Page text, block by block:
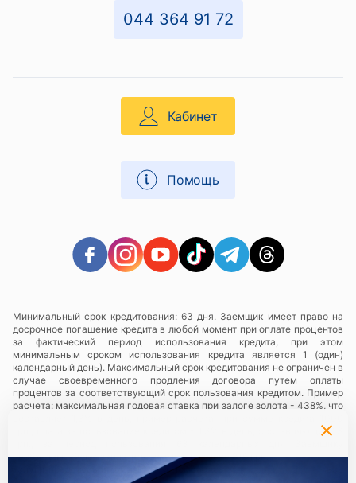
044 364 91 72
Кабинет
Помощь
Минимальный срок кредитования: 63 дня. Заемщик имеет право на
досрочное погашение кредита в любой момент при оплате процентов
за фактический период использования кредита, при этом
минимальным сроком использования кредита является 1 (один)
календарный день). Максимальный срок кредитования не ограничен в
случае своевременного продления договора путем оплаты
процентов за соответствующий срок пользования кредитом. Пример
расчета: максимальная годовая ставка при залоге золота - 438%, что
грн., плата за пользование кредитом - 1,3% в день, составляющий 13
необходимо будет заплатить сумму в размере 819 грн.
Услуги предоставляются в сети ломбардов «Скарбниця ТМ»